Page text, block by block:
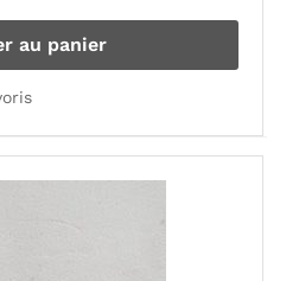
au panier